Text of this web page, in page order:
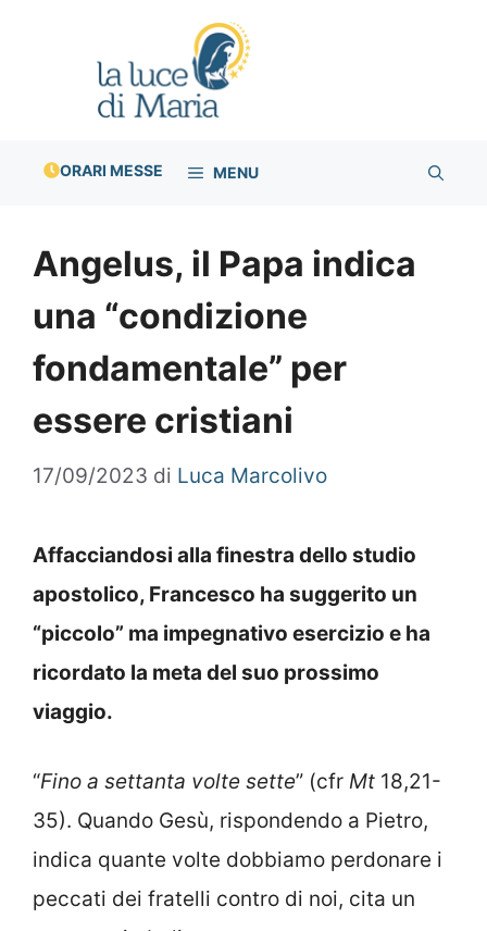
ORARI MESSE MENU
Angelus, il Papa indica
una “condizione
fondamentale” per
essere cristiani
17/09/2023 di Luca Marcolivo
Affacciandosi alla finestra dello studio
apostolico, Francesco ha suggerito un
“piccolo” ma impegnativo esercizio e ha
ricordato la meta del suo prossimo
viaggio.
“Fino a settanta volte sette” (cfr Mt 18,21-
35). Quando Gesù, rispondendo a Pietro,
indica quante volte dobbiamo perdonare i
peccati dei fratelli contro di noi, cita un